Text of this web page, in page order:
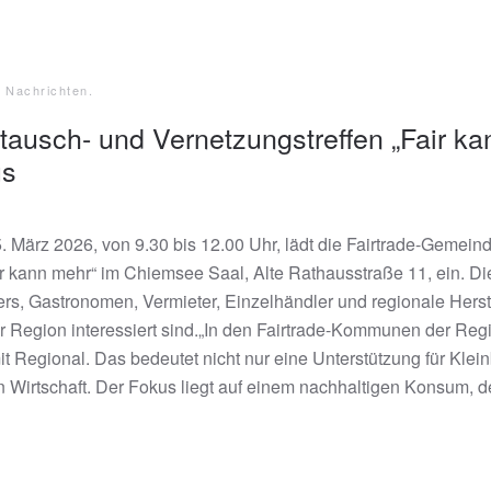
Nachrichten
und Vernetzungstreffen „Fair
März 2026, von 9.30 bis 12.00 Uhr, lädt die Fairtrade-
kann mehr“ im Chiemsee Saal, Alte Rathausstraße 11, ein.
Gastronomen, Vermieter, Einzelhändler und regionale
Region interessiert sind.„In den Fairtrade-Kommunen der
Regional. Das bedeutet nicht nur eine Unterstützung für
Der Fokus liegt auf einem nachhaltigen Konsum,